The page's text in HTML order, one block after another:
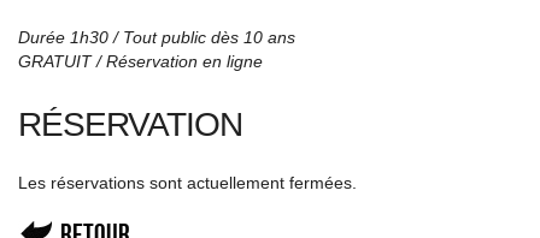
Durée 1h30 / Tout public dès 10 ans
GRATUIT / Réservation en ligne
RÉSERVATION
Les réservations sont actuellement fermées.